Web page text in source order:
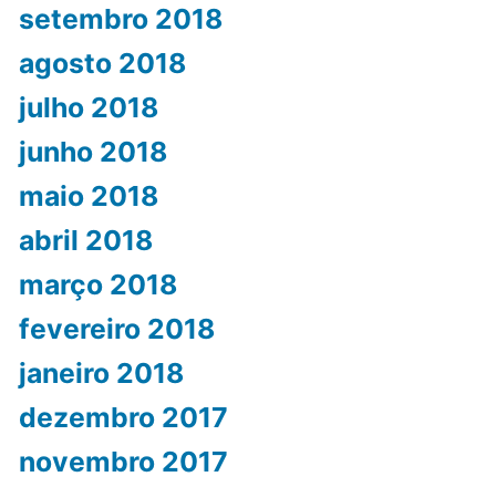
setembro 2018
agosto 2018
julho 2018
junho 2018
maio 2018
abril 2018
março 2018
fevereiro 2018
janeiro 2018
dezembro 2017
novembro 2017